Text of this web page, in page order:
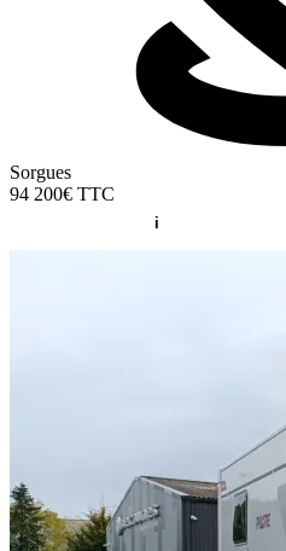
Sorgues
94 200€ TTC